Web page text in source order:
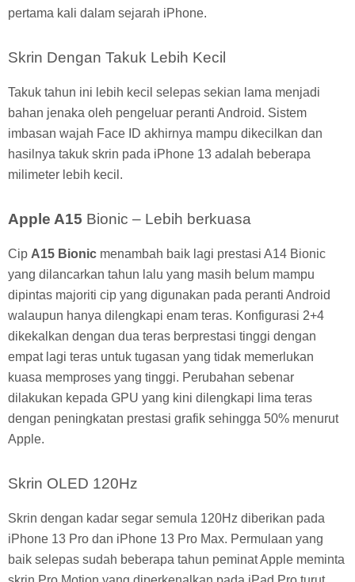
pertama kali dalam sejarah iPhone.
Skrin Dengan Takuk Lebih Kecil
Takuk tahun ini lebih kecil selepas sekian lama menjadi
bahan jenaka oleh pengeluar peranti Android. Sistem
imbasan wajah Face ID akhirnya mampu dikecilkan dan
hasilnya takuk skrin pada iPhone 13 adalah beberapa
milimeter lebih kecil.
Apple A15 Bionic – Lebih berkuasa
Cip A15 Bionic menambah baik lagi prestasi A14 Bionic
yang dilancarkan tahun lalu yang masih belum mampu
dipintas majoriti cip yang digunakan pada peranti Android
walaupun hanya dilengkapi enam teras. Konfigurasi 2+4
dikekalkan dengan dua teras berprestasi tinggi dengan
empat lagi teras untuk tugasan yang tidak memerlukan
kuasa memproses yang tinggi. Perubahan sebenar
dilakukan kepada GPU yang kini dilengkapi lima teras
dengan peningkatan prestasi grafik sehingga 50% menurut
Apple.
Skrin OLED 120Hz
Skrin dengan kadar segar semula 120Hz diberikan pada
iPhone 13 Pro dan iPhone 13 Pro Max. Permulaan yang
baik selepas sudah beberapa tahun peminat Apple meminta